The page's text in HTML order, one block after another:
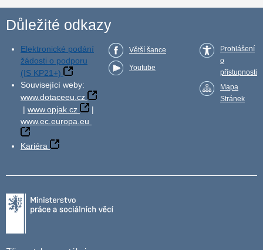
Důležité odkazy
Elektronické podání
žádosti o podporu
(IS KP21+)
Související weby:
www.dotaceeu.cz
| www.opjak.cz
|
www.ec.europa.eu
Kariéra
Větší šance
Youtube
Prohlášení
o
přístupnosti
Mapa
Stránek